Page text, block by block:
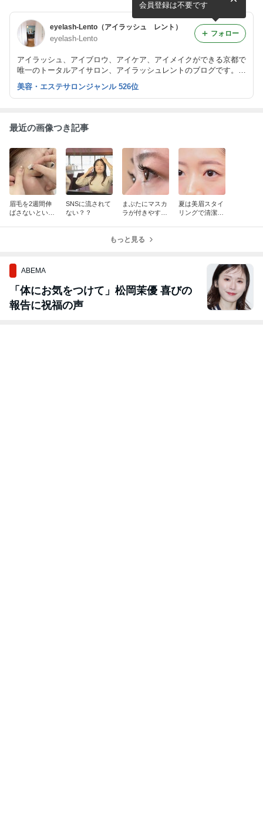
eyelash-Lento（アイラッシュ レント）
eyelash-Lento
アイラッシュ、アイブロウ、アイケア、アイメイクができる京都で
唯一のトータルアイサロン、アイラッシュレントのブログです。
ナチュラルなまつエクを得意とし、大人綺麗を提案しています。
また、まつげエクステスクールも開講しています。
会員登録は不要です
フォロー
美容・エステサロンジャンル 526位
最近の画像つき記事
眉毛を2週間伸
ばさないといけ
SNSに流されて
ない？？
まぶたにマスカ
ラが付きやすい
夏は美眉スタイ
リングで清潔感
もっと見る
ABEMA
「体にお気をつけて」松岡茉優 喜びの
報告に祝福の声